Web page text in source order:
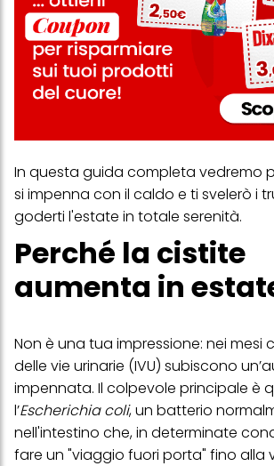
In questa guida completa vedremo
si impenna con il caldo e ti svelerò i
goderti l'estate in totale serenità.
Perché la cistite
aumenta in
Non è una tua impressione: nei mesi
delle vie urinarie (IVU) subiscono
impennata. Il colpevole principale è
l’Escherichia coli, un batterio
nell'intestino che, in determinate
fare un "viaggio fuori porta" fino alla